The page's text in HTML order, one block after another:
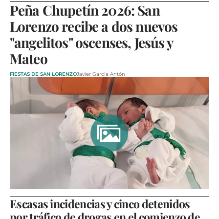
Peña Chupetín 2026: San
Lorenzo recibe a dos nuevos
"angelitos" oscenses, Jesús y
Mateo
FIESTAS DE SAN LORENZOJavier García Antón
Escasas incidencias y cinco detenidos